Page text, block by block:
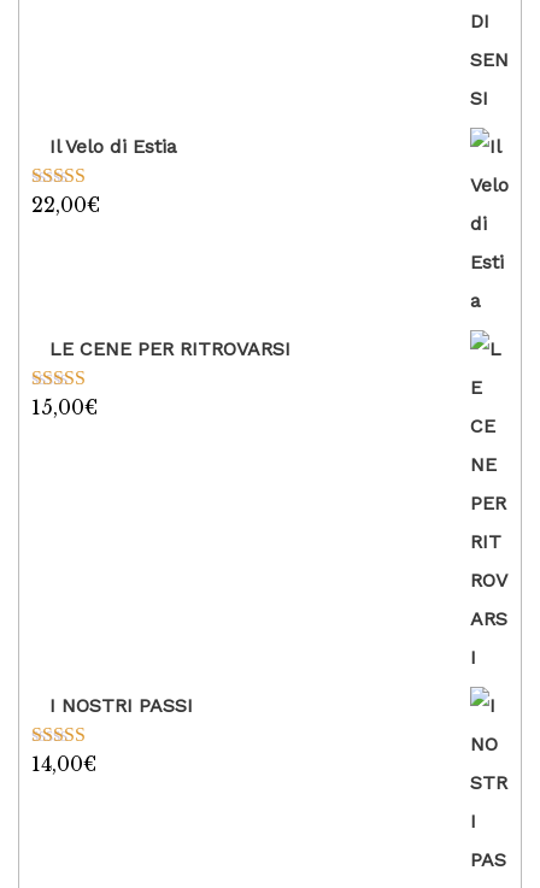
Il Velo di Estia
Valutato
22,00€
LE CENE PER RITROVARSI
Valutato
15,00€
I NOSTRI PASSI
Valutato
14,00€